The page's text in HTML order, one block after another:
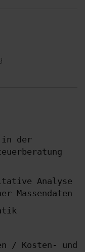
in der
Analyse
/ Kosten- und